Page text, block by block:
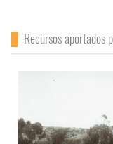
Recursos aportados